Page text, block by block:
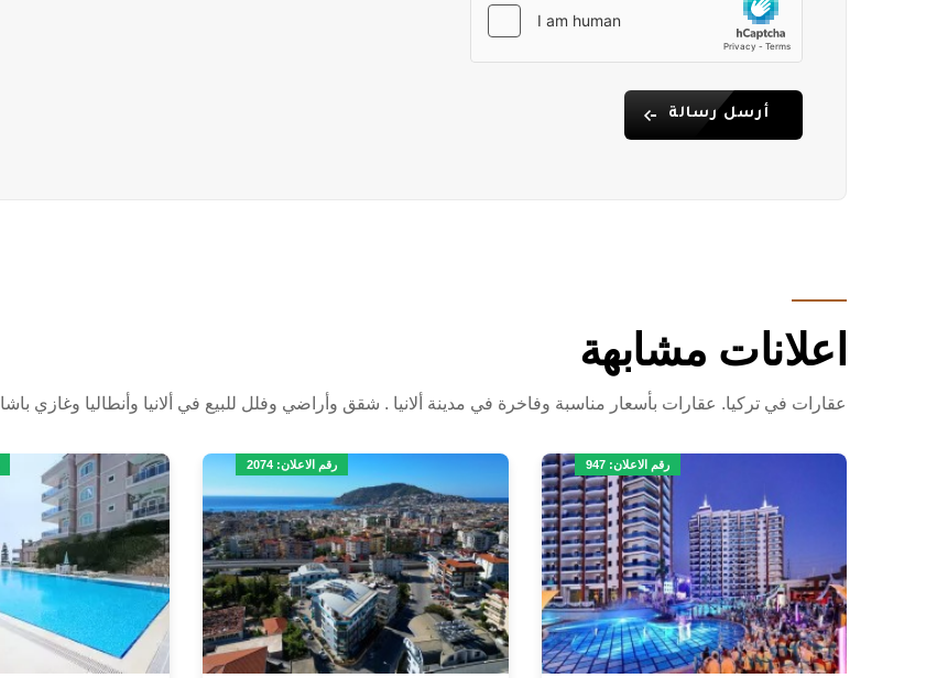
أرسل رسالة
اعلانات مشابهة
عقارات في تركيا. عقارات بأسعار مناسبة وفاخرة في مدينة ألانيا . شقق وأراضي وفلل للبيع في ألانيا وأنطاليا وغازي باشا
رقم الاعلان: 947 رقم الاعلان: 2074